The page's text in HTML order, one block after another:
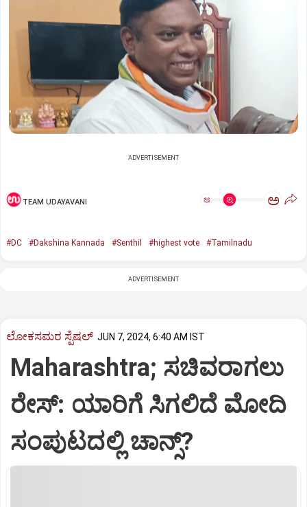
ADVERTISEMENT
TEAM UDAYAVANI ಅ ಅ
#DC #Dakshina Kannada #Senthil #highest vote #Tamilnadu
ADVERTISEMENT
ಲೋಕಸಮರ ಸ್ಪೆಷಲ್‌ JUN 7, 2024, 6:40 AM IST
Maharashtra; ಸಚಿವರಾಗಲು
ರೇಸ್‌: ಯಾರಿಗೆ ಸಿಗಲಿದೆ ಮೋದಿ
ಸಂಪುಟದಲ್ಲಿ ಚಾನ್ಸ್‌?